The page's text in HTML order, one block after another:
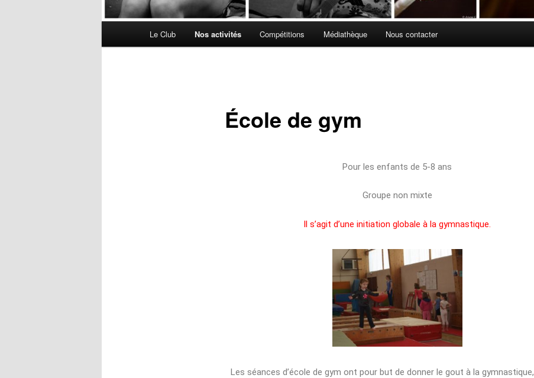
Le Club Nos activités Compétitions Médiathèque Nous contacter
École de gym
Pour les enfants de 5-8 ans
Groupe non mixte
Il s’agit d’une initiation globale à la gymnastique.
Les séances d’école de gym ont pour but de donner le gout à la gymnastique,